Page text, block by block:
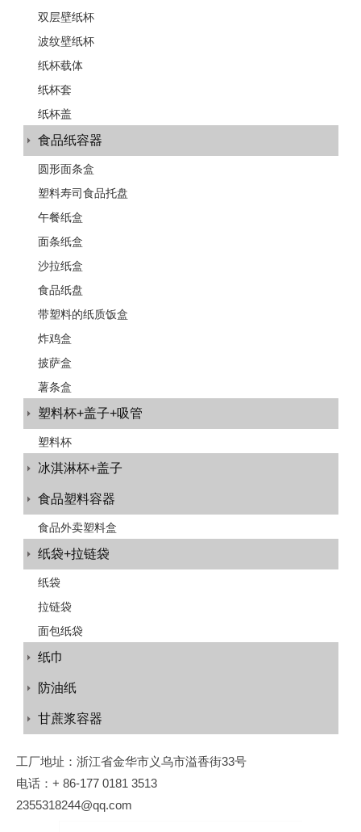
双层壁纸杯
波纹壁纸杯
纸杯载体
纸杯套
纸杯盖
食品纸容器
圆形面条盒
塑料寿司食品托盘
午餐纸盒
面条纸盒
沙拉纸盒
食品纸盘
带塑料的纸质饭盒
炸鸡盒
披萨盒
薯条盒
塑料杯+盖子+吸管
塑料杯
冰淇淋杯+盖子
食品塑料容器
食品外卖塑料盒
纸袋+拉链袋
纸袋
拉链袋
面包纸袋
纸巾
防油纸
甘蔗浆容器
工厂地址：浙江省金华市义乌市溢香街33号
电话：+ 86-177 0181 3513
2355318244@qq.com